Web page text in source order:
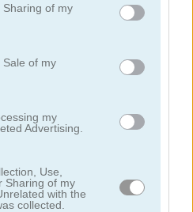
store information including but
behaviour. You may click to
and its third-party tags to
purposes in below Google
of my
of my
my
Advertising.
Use,
Sharing of my
with the
collected.
Bubble Woods